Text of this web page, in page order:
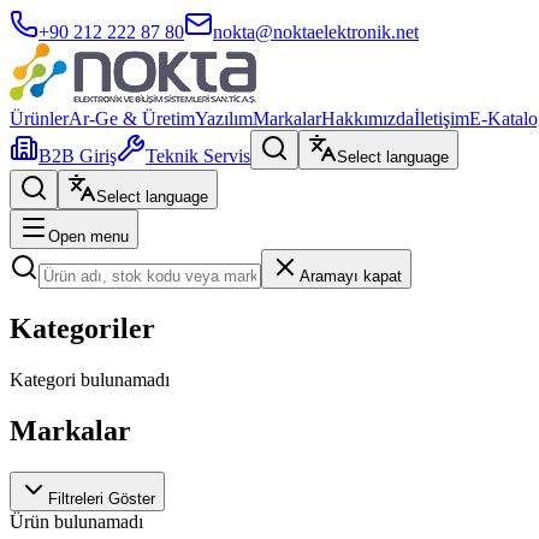
+90 212 222 87 80 nokta@noktaelektronik.net
ÜrünlerAr-Ge & ÜretimYazılımMarkalarHakkımızdaİletişimE-
B2B Giriş
Teknik Servis Select language
Select language
Open menu
Aramayı kapat
Kategoriler
Kategori bulunamadı
Markalar
Filtreleri Göster
Ürün bulunamadı